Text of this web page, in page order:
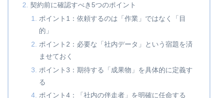
契約前に確認すべき5つのポイント
ポイント1：依頼するのは「作業」ではなく「目
的」
ポイント2：必要な「社内データ」という宿題を済
ませておく
ポイント3：期待する「成果物」を具体的に定義す
る
ポイント4：「社内の伴走者」を明確に任命する